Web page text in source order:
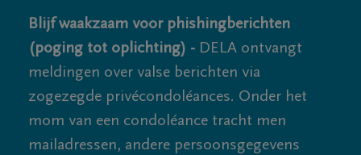
Blijf waakzaam voor phishingberichten
(poging tot oplichting) - DELA ontvangt
meldingen over valse berichten via
zogezegde privécondoléances. Onder het
mom van een condoléance tracht men
mailadressen, andere persoonsgegevens